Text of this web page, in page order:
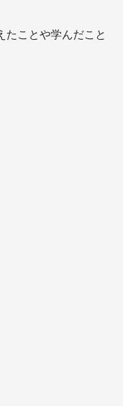
たことや学んだこと